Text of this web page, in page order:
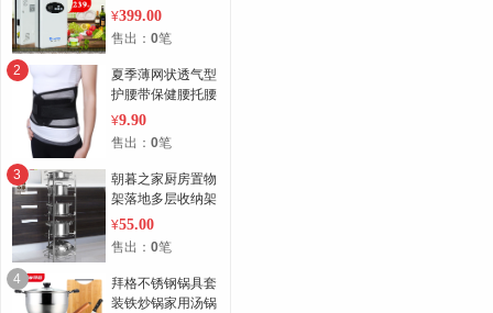
功能负离子活氧净
化消毒机家用
¥399.00
售出： 0笔
2
夏季薄网状透气型
护腰带保健腰托腰
围带钢板家用
¥9.90
售出： 0笔
3
朝暮之家厨房置物
架落地多层收纳架
放锅架子厨具用品
转角架 锅架
¥55.00
售出： 0笔
4
拜格不锈钢锅具套
装铁炒锅家用汤锅